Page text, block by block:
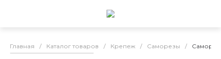
Главная / Каталог товаров / Крепеж / Саморезы / Саморез